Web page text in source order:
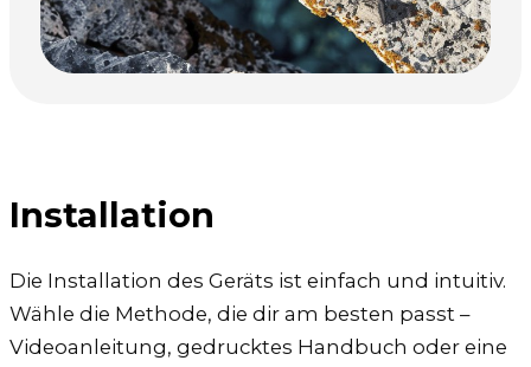
Installation
Die Installation des Geräts ist einfach und intuitiv.
Wähle die Methode, die dir am besten passt –
Videoanleitung, gedrucktes Handbuch oder eine